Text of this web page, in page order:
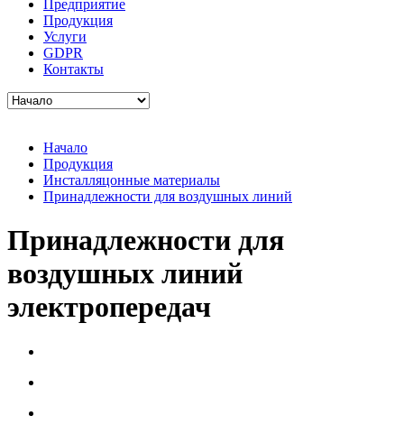
Предприятие
Продукция
Услуги
GDPR
Контакты
Начало
Продукция
Инсталляцонные материалы
Принадлежности для воздушных линий
Принадлежности для
воздушных линий
электропередач